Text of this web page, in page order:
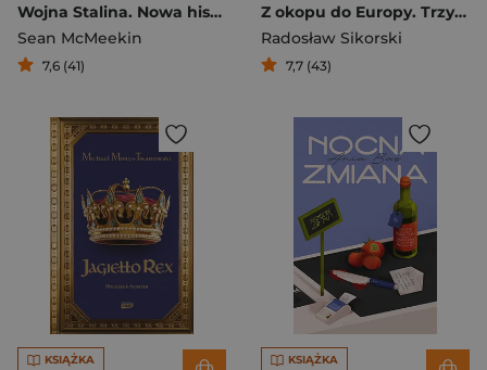
Wojna Stalina. Nowa historia II wojny światowej
Sean McMeekin
7,6 (41)
Z okopu do Europy. Trzy dekady w centrum wydarzeń
Radosław Sikorski
7,7 (43)
KSIĄŻKA KSIĄŻKA